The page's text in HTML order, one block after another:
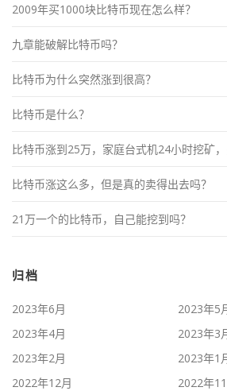
2009年买1000块比特币现在怎么样？
九章能破解比特币吗？
比特币为什么突然涨到很高？
比特币是什么？
比特币涨到25万，家庭台式机24小时挖矿，
比特币涨这么多，但是真的卖得出去吗？
21万一个的比特币，自己能挖到吗？
归档
2023年6月
2023年5
2023年4月
2023年3
2023年2月
2023年1
2022年12月
2022年